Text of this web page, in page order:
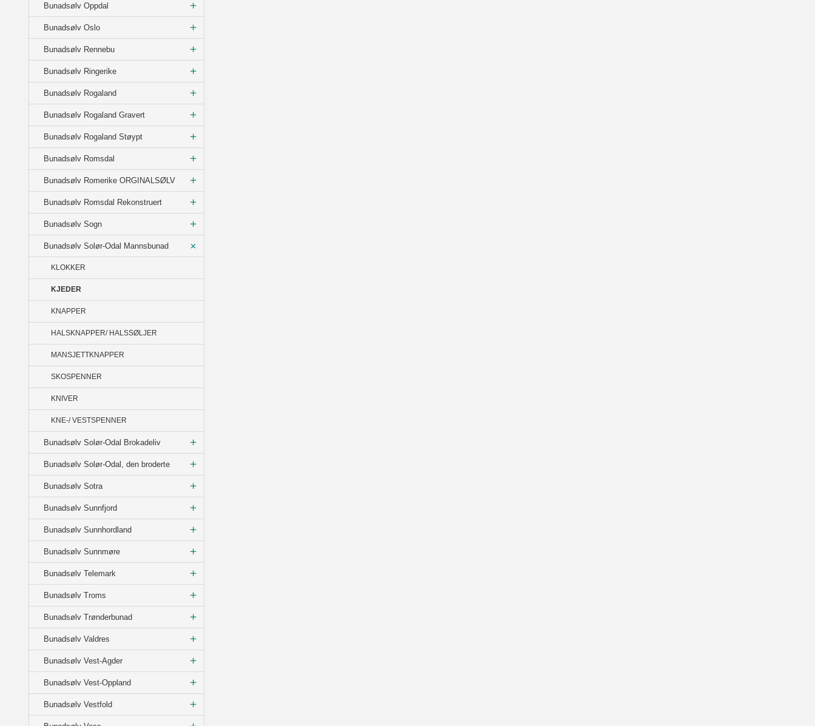
Bunadsølv Oppdal
Bunadsølv Oslo
Bunadsølv Rennebu
Bunadsølv Ringerike
Bunadsølv Rogaland
Bunadsølv Rogaland Gravert
Bunadsølv Rogaland Støypt
Bunadsølv Romsdal
Bunadsølv Romerike ORGINALSØLV
Bunadsølv Romsdal Rekonstruert
Bunadsølv Sogn
Bunadsølv Solør-Odal Mannsbunad
KLOKKER
KJEDER
KNAPPER
HALSKNAPPER/ HALSSØLJER
MANSJETTKNAPPER
SKOSPENNER
KNIVER
KNE-/ VESTSPENNER
Bunadsølv Solør-Odal Brokadeliv
Bunadsølv Solør-Odal, den broderte
Bunadsølv Sotra
Bunadsølv Sunnfjord
Bunadsølv Sunnhordland
Bunadsølv Sunnmøre
Bunadsølv Telemark
Bunadsølv Troms
Bunadsølv Trønderbunad
Bunadsølv Valdres
Bunadsølv Vest-Agder
Bunadsølv Vest-Oppland
Bunadsølv Vestfold